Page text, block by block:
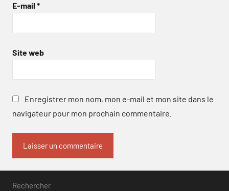
E-mail *
Site web
Enregistrer mon nom, mon e-mail et mon site dans le
navigateur pour mon prochain commentaire.
Rechercher